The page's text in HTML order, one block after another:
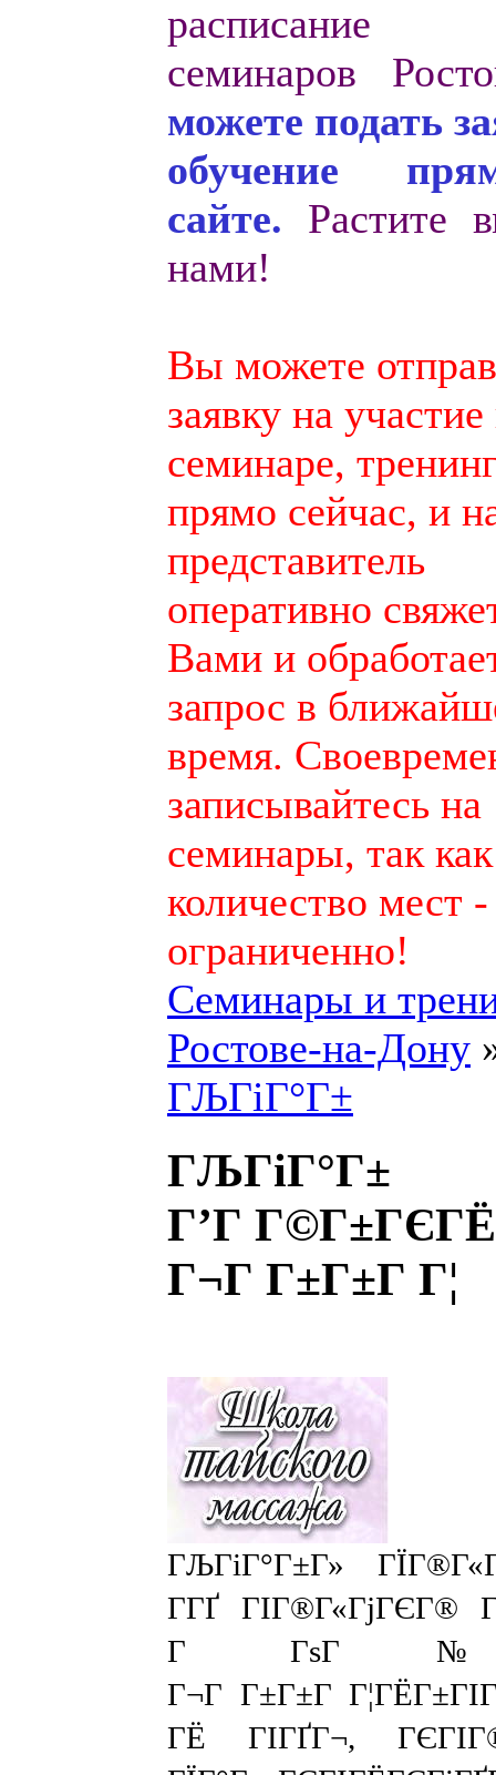
семинаров
можете подать
обучение
сайте. Растите
нами!
Вы можете
заявку на участие
семинаре,
прямо сейчас, и
представитель
оперативно
Вами и
запрос в
время.
записывайтесь на
семинары, так как
количество мест -
ограниченно!
Семинары и
Ростове-на-Дону
ГЉГіГ°Г±
ГЉГіГ°Г±
Г’Г
Г¬Г Г±Г±Г Г¦
ГЉГіГ°Г±Г»
Г­ГҐ ГІГ®Г«ГјГЄГ®
Г
Г¬Г Г±Г±Г
ГЁ ГІГҐГ¬,